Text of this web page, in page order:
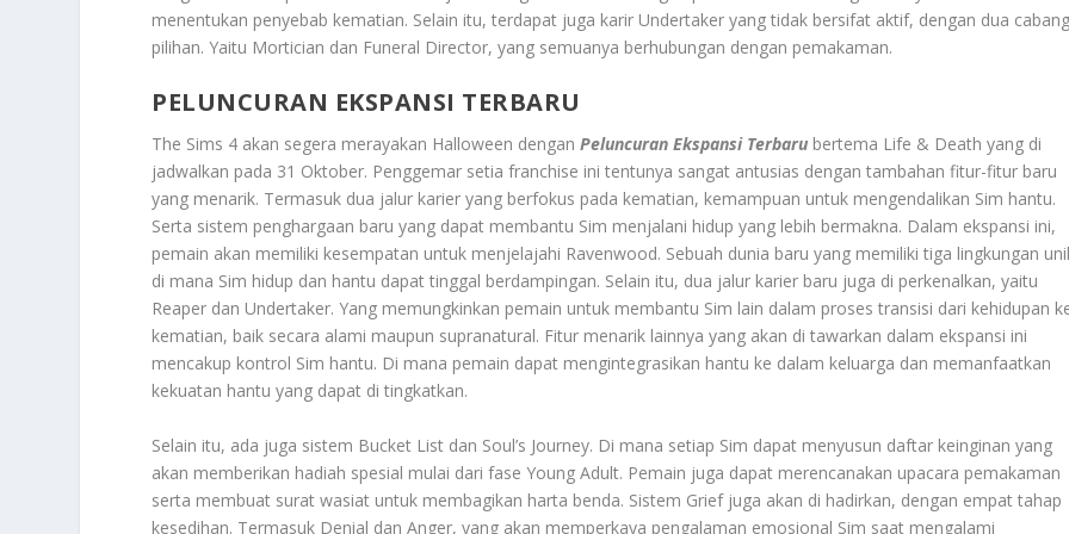
menentukan penyebab kematian. Selain itu, terdapat juga karir Undertaker yang tidak bersifat aktif, dengan dua cabang
pilihan. Yaitu Mortician dan Funeral Director, yang semuanya berhubungan dengan pemakaman.
PELUNCURAN EKSPANSI TERBARU
The Sims 4 akan segera merayakan Halloween denganPeluncuran Ekspansi Terbaru bertema Life & Death yang di
jadwalkan pada 31 Oktober. Penggemar setia franchise ini tentunya sangat antusias dengan tambahan fitur-fitur baru
yang menarik. Termasuk dua jalur karier yang berfokus pada kematian, kemampuan untuk mengendalikan Sim hantu.
Serta sistem penghargaan baru yang dapat membantu Sim menjalani hidup yang lebih bermakna. Dalam ekspansi ini,
pemain akan memiliki kesempatan untuk menjelajahi Ravenwood. Sebuah dunia baru yang memiliki tiga lingkungan
di mana Sim hidup dan hantu dapat tinggal berdampingan. Selain itu, dua jalur karier baru juga di perkenalkan, yaitu
Reaper dan Undertaker. Yang memungkinkan pemain untuk membantu Sim lain dalam proses transisi dari kehidupan
kematian, baik secara alami maupun supranatural. Fitur menarik lainnya yang akan di tawarkan dalam ekspansi ini
mencakup kontrol Sim hantu. Di mana pemain dapat mengintegrasikan hantu ke dalam keluarga dan memanfaatkan
kekuatan hantu yang dapat di tingkatkan.
Selain itu, ada juga sistem Bucket List dan Soul’s Journey. Di mana setiap Sim dapat menyusun daftar keinginan yang
akan memberikan hadiah spesial mulai dari fase Young Adult. Pemain juga dapat merencanakan upacara pemakaman
serta membuat surat wasiat untuk membagikan harta benda. Sistem Grief juga akan di hadirkan, dengan empat tahap
kesedihan. Termasuk Denial dan Anger, yang akan memperkaya pengalaman emosional Sim saat mengalami